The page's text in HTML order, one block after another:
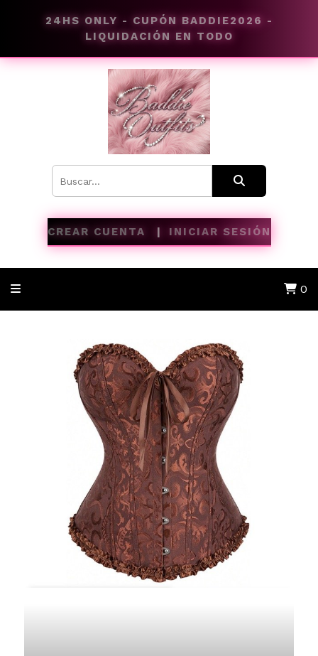
24HS ONLY - CUPÓN BADDIE2026 -
LIQUIDACIÓN EN TODO
CREAR CUENTA INICIAR SESIÓN
0